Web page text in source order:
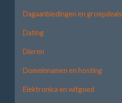
Dagaanbiedingen en groepdeals
Dating
Dieren
Domeinnamen en hosting
Elektronica en witgoed